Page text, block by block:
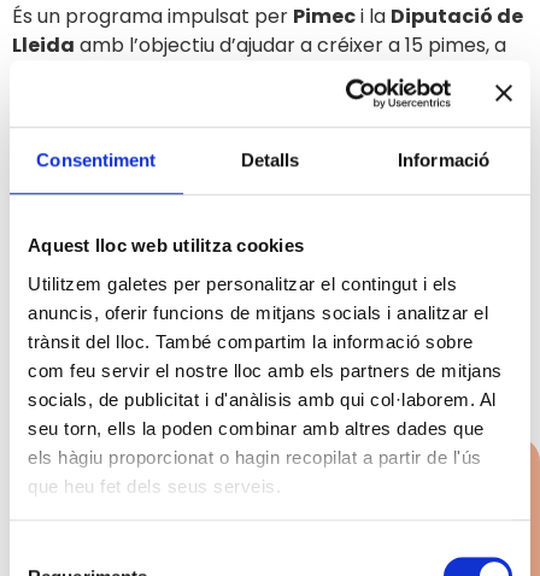
Consentiment Detalls Informació
Aquest lloc web utilitza cookies
Utilitzem galetes per personalitzar el contingut i els
anuncis, oferir funcions de mitjans socials i analitzar el
trànsit del lloc. També compartim la informació sobre
com feu servir el nostre lloc amb els partners de mitjans
socials, de publicitat i d'anàlisis amb qui col·laborem. Al
seu torn, ells la poden combinar amb altres dades que
els hàgiu proporcionat o hagin recopilat a partir de l'ús
que heu fet dels seus serveis.
És un programa impulsat per Pimeci la Diputació de
Lleida amb l’objectiu d’ajudar a créixer a 15 pimes, a
través d’un acompanyament personalitzat.
Amb l’Accelera el Creixement revisaràs l’estratègia
de la teva empresa amb experts i expertes per definir
Aquest programa de suport t’ajudarà en aspectes
com són la transformació digital, les millores en la
comercialització de productes i serveis, l’estructura
financera, la internacionalització, i/o l’organització
empresarial.
Els objectius d’Accelera el
Transformar i re-orientar el model de negoci,